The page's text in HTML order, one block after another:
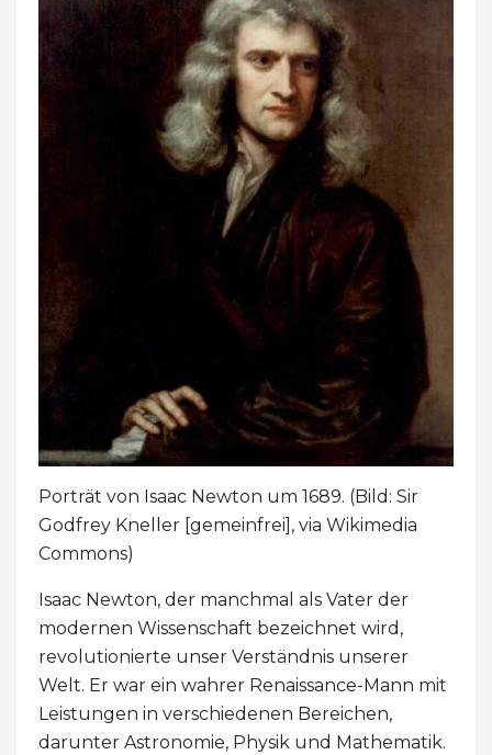
Porträt von Isaac Newton um 1689. (Bild: Sir
Godfrey Kneller [gemeinfrei], via Wikimedia
Commons)
Isaac Newton, der manchmal als Vater der
modernen Wissenschaft bezeichnet wird,
revolutionierte unser Verständnis unserer
Welt. Er war ein wahrer Renaissance-Mann mit
Leistungen in verschiedenen Bereichen,
darunter Astronomie, Physik und Mathematik.